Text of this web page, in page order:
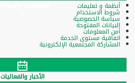
أنظمة و تعليمات
شروط الاستخدام
سياسة الخصوصية
البيانات المفتوحة
أمن المعلومات
اتفاقية مستوى الخدمة
المشاركة المجتمعية الإلكترونية
الأخبار والفعاليات